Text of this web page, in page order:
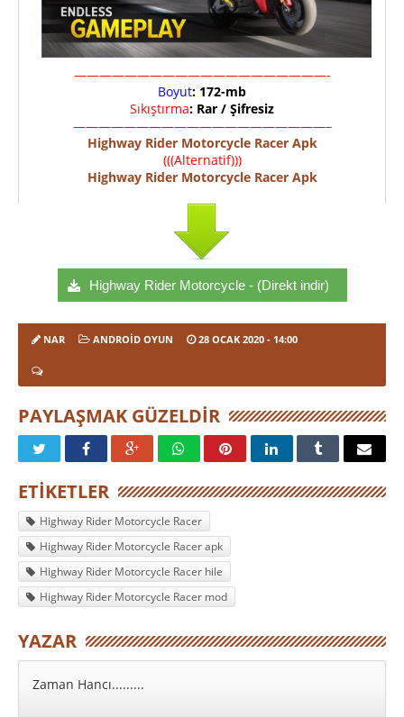
————————————————————-
Boyut: 172-mb
Sıkıştırma: Rar / Şifresiz
————————————————————–
Highway Rider Motorcycle Racer Apk
(((Alternatif)))
Highway Rider Motorcycle Racer Apk
Highway Rider Motorcycle - (Direkt indir)
NAR ANDROID OYUN 28 OCAK 2020 - 14:00
PAYLAŞMAK GÜZELDIR
ETIKETLER
Highway Rider Motorcycle Racer
Highway Rider Motorcycle Racer apk
Highway Rider Motorcycle Racer hile
Highway Rider Motorcycle Racer mod
YAZAR
Zaman Hancı.........